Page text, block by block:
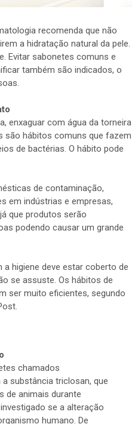
recomenda que não
a hidratação natural da pele.
Evitar sabonetes comuns e
também são indicados, o
enxaguar com água da torneira
são hábitos comuns que fazem
de bactérias. O hábito pode
de contaminação,
em indústrias e empresas,
que produtos serão
podendo causar um grande
higiene deve estar coberto de
se assuste. Os hábitos de
ser muito eficientes, segundo
chamados
substância triclosan, que
de animais durante
se a alteração
humano. De